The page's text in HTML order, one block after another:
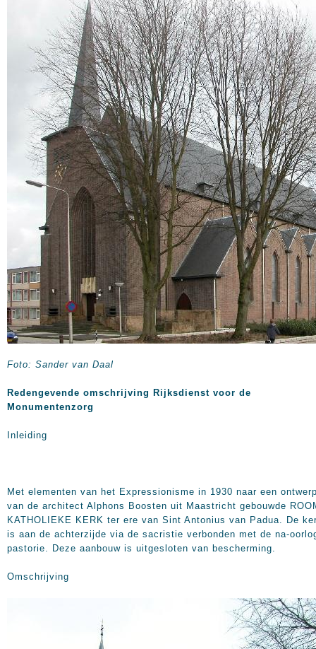
Foto: Sander van Daal
Redengevende omschrijving Rijksdienst voor de
Monumentenzorg
Inleiding
Met elementen van het Expressionisme in 1930 naar een
van de architect Alphons Boosten uit Maastricht gebouwde
KATHOLIEKE KERK ter ere van Sint Antonius van Padua. De
is aan de achterzijde via de sacristie verbonden met de na-
pastorie. Deze aanbouw is uitgesloten van bescherming.
Omschrijving